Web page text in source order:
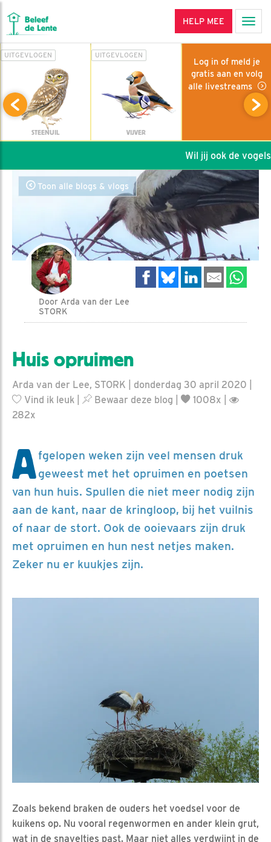
HELP MEE
UITGEVLOGEN
STEENUIL
UITGEVLOGEN
VIJVER
Log in of meld je
gratis aan en volg
alle livestreams
Wil jij ook de vogels
Toon alle blogs & vlogs
Door Arda van der Lee
STORK
Huis opruimen
Arda van der Lee, STORK | donderdag 30 april 2020 |
Vind ik leuk
Bewaar deze blog
1008x |
282x
Afgelopen weken zijn veel mensen druk
geweest met het opruimen en poetsen
van hun huis. Spullen die niet meer nodig zijn
aan de kant, naar de kringloop, bij het vuilnis
of naar de stort. Ook de ooievaars zijn druk
met opruimen en hun nest netjes maken.
Zeker nu er kuukjes zijn.
Zoals bekend braken de ouders het voedsel voor de
kuikens op. Nu vooral regenwormen en ander klein grut,
wat in de snaveltjes past. Maar niet alles verdwijnt in de